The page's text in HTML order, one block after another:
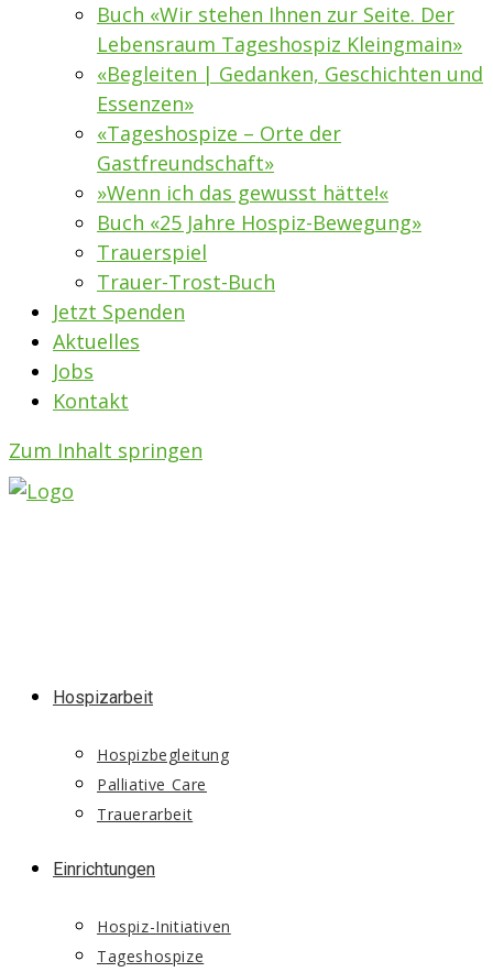
Buch «Wir stehen Ihnen zur Seite. Der
Lebensraum Tageshospiz Kleingmain»
«Begleiten | Gedanken, Geschichten und
Essenzen»
«Tageshospize – Orte der
Gastfreundschaft»
»Wenn ich das gewusst hätte!«
Buch «25 Jahre Hospiz-Bewegung»
Trauerspiel
Trauer-Trost-Buch
Jetzt Spenden
Aktuelles
Jobs
Kontakt
Zum Inhalt springen
Hospizarbeit
Hospizbegleitung
Palliative Care
Trauerarbeit
Einrichtungen
Hospiz-Initiativen
Tageshospize